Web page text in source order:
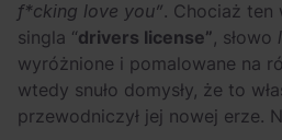
f*cking love you”. Chociaż ten
singla “drivers license” , słowo
wyróżnione i pomalowane na
wtedy snuło domysły, że to
przewodniczył jej nowej erze.